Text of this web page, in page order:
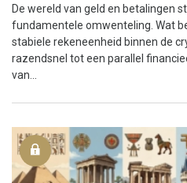
De wereld van geld en betalingen
fundamentele omwenteling. Wat
stabiele rekeneenheid binnen de
razendsnel tot een parallel
van...